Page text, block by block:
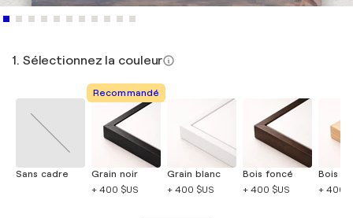
1. Sélectionnez la couleur
Sans cadre
Recommandé
Grain noir
+ 400 $US
Grain blanc
+ 400 $US
Bois foncé
+ 400 $US
Bois
+ 400